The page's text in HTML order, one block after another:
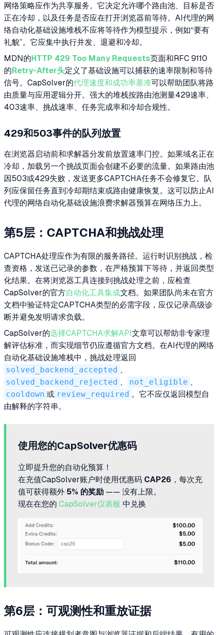
网络策略应作为共享服务。它决定允许哪个路由池、目标是否
正在冷却，以及任务是否应在打开浏览器前等待。AI代理的网
络自动化基础设施堆栈不应将等待作为模型提示，例如“要有
礼貌”。它应集中执行并发、退避和冷却。
MDN的HTTP 429 Too Many Requests页面和RFC 9110
的Retry-After头定义了基础设施可以捕获的速率限制和等待
信号。CapSolver的代理速度和成功率基准可以帮助团队将路
由质量与应用逻辑分开。强大的堆栈按路由池测量429速率、
403速率、挑战速率、任务完成率和冷却合规性。
429和503事件的队列放置
在浏览器启动前和求解器分发前放置速率门控。如果域名正在
冷却，加载另一个挑战页面会创建不必要的流量。如果路由池
因503或429失败，发送更多CAPTCHA任务不会修复它。队
列应保留任务直到冷却期结束或路由健康恢复。这可以防止AI
代理的网络自动化基础设施浪费求解器预算在网络压力上。
第5层：CAPTCHA和挑战处理
CAPTCHA处理应作为有限的服务路径。运行时识别挑战，检
查资格，发送已记录的参数，在严格预算下等待，并返回类型
化结果。在将浏览器工具连接到挑战处理之前，应检查
CapSolver的官方自动化工具集成文档。如果团队尚未在官方
文档中验证特定CAPTCHA类型的必需字段，应仅记录高级诊
断并避免发明请求负载。
CapSolver的选择CAPTCHA求解API 文章可以帮助非专家理
解评估标准，而实现细节仍应遵循官方文档。在AI代理的网络
自动化基础设施堆栈中，挑战处理返回
solved_backend_accepted 、
solved_backend_rejected 、 not_eligible 、
cooldown 或 review_required 。它不应仅返回模型自
由解释的字符串。
使用您的CapSolver优惠码
立即提升您的自动化预算！
在充值CapSolver账户时使用优惠码 CAP26 ，每次充
值可获得额外 5% 的奖励 —— 没有上限。
现在在您的 CapSolver仪表板 中兑换
第6层：可观测性和重放证据